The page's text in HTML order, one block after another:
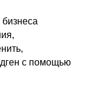
с помощью